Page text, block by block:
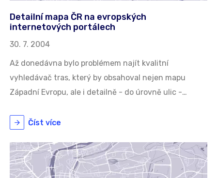
Detailní mapa ČR na evropských
internetových portálech
30. 7. 2004
Až donedávna bylo problémem najít kvalitní
vyhledávač tras, který by obsahoval nejen mapu
Západní Evropu, ale i detailně - do úrovně ulic -…
Číst více